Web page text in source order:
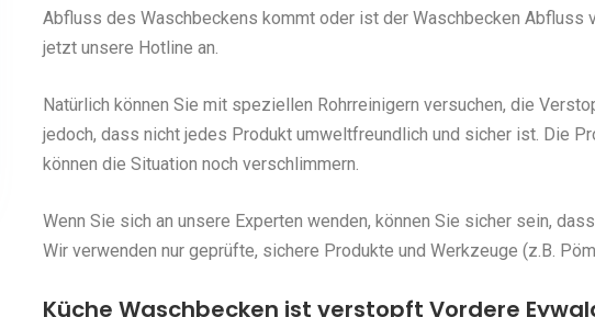
Abfluss des Waschbeckens kommt oder ist der Waschbecken Abfluss
jetzt unsere Hotline an.
Natürlich können Sie mit speziellen Rohrreinigern versuchen, die
jedoch, dass nicht jedes Produkt umweltfreundlich und sicher ist. Die
können die Situation noch verschlimmern.
Wenn Sie sich an unsere Experten wenden, können Sie sicher sein,
Wir verwenden nur geprüfte, sichere Produkte und Werkzeuge (z.B.
Küche Waschbecken ist verstopft Vordere